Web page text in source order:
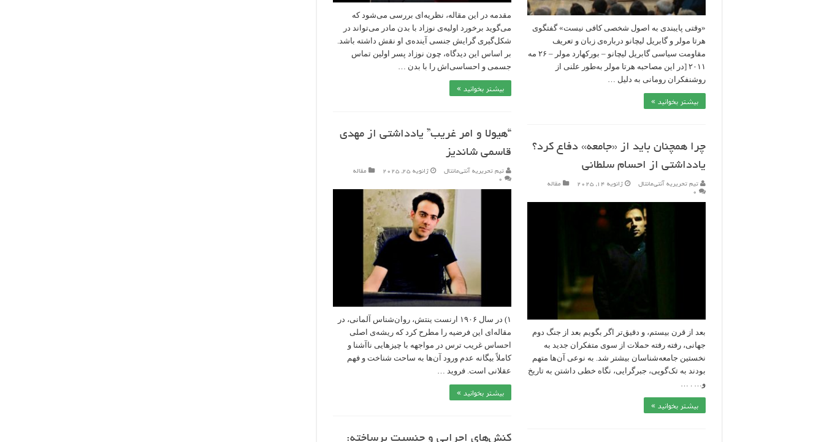
مقدمه در این مقاله، نظریه‌ای بررسی می‌شود که
می‌گوید برخورد اولیه‌ی نوزاد با بدن مادر می‌تواند در
شکل‌گیری گرایش جنسی آینده‌ی او نقش داشته باشد.
بر اساس این دیدگاه، چون نوزاد پسر اولین تماس
جسمی و احساسی‌اش را با بدن …
بیشتر بخوانید »
«وقتی پایبندی به اصول شخصی کافی نیست» گفتگوی
هرتا مولر و گابریل لیچانو درباره‌ی زبان و تعریف
مقاومت سیاسی گابریل لیچانو – بورکهارد مولر – ۲۶ مه
۲۰۱۱ [در این مصاحبه هرتا مولر به‌طور علنی از
روشنفکران رومانی به دلیل …
بیشتر بخوانید »
“هیولا و امر غریب” یادداشتی از مهدی
قاسمی شاندیز
تیم تحریریه آنتی‌مانتال ژانویه 25, 2025
مقاله
۰
۱) در سال ۱۹۰۶ ارنست ینتش، روان‌شناس آلمانی، در
مقاله‌ای این فرضیه را مطرح کرد که ریشه‌ی اصلی
احساس غریب ترس در مواجهه با چیزهایی ناآشنا و
کاملاً بیگانه عدم ورود آن‌ها به ساحت شناخت و فهم
عقلانی است. فروید …
بیشتر بخوانید »
چرا همچنان باید از «جامعه» دفاع کرد؟
یادداشتی از احسام سلطانی
تیم تحریریه آنتی‌مانتال ژانویه 14, 2025
مقاله
۰
بعد از قرن بیستم، و دقیق‌تر اگر بگویم بعد از جنگ دوم
جهانی، رفته رفته حملات از سوی متفکران جدید به
نخستین جامعه‌شناسان بیشتر شد. به نوعی آن‌ها متهم
بودند به تک‌گویی، جبرگرایی، نگاه خطی داشتن به تاریخ
و… . …
بیشتر بخوانید »
کنش‌های اجرایی و جنسیت برساخته: